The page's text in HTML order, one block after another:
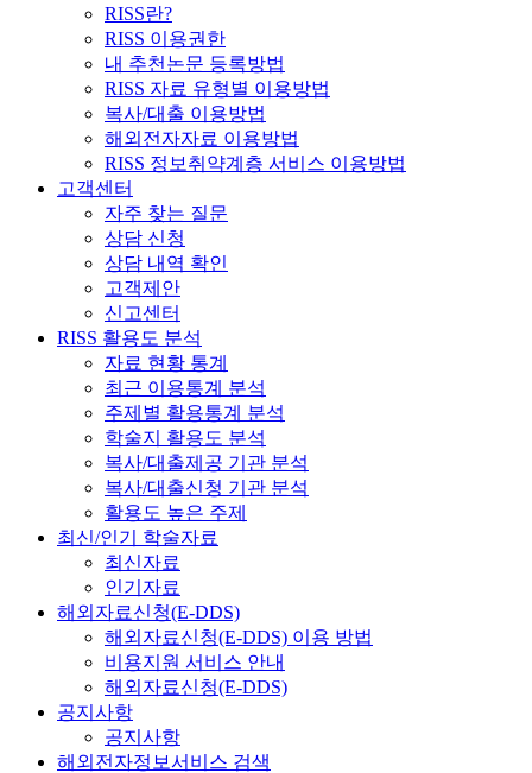
RISS란?
RISS 이용권한
내 추천논문 등록방법
RISS 자료 유형별 이용방법
복사/대출 이용방법
해외전자자료 이용방법
RISS 정보취약계층 서비스 이용방법
고객센터
자주 찾는 질문
상담 신청
상담 내역 확인
고객제안
신고센터
RISS 활용도 분석
자료 현황 통계
최근 이용통계 분석
주제별 활용통계 분석
학술지 활용도 분석
복사/대출제공 기관 분석
복사/대출신청 기관 분석
활용도 높은 주제
최신/인기 학술자료
최신자료
인기자료
해외자료신청(E-DDS)
해외자료신청(E-DDS) 이용 방법
비용지원 서비스 안내
해외자료신청(E-DDS)
공지사항
공지사항
해외전자정보서비스 검색